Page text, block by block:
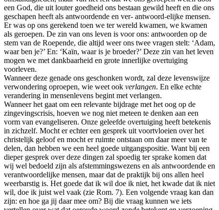
een God, die uit louter goedheid ons bestaan gewild heeft en die ons
geschapen heeft als antwoordende en ver- antwoord-elijke mensen.
Er was op ons gerekend toen we ter wereld kwamen, we kwamen
als geroepen. De zin van ons leven is voor ons: antwoorden op de
stem van de Roepende, die altijd weer ons twee vragen stelt: ‘Adam,
waar ben je?’ En: ‘Kaïn, waar is je broeder?’ Deze zin van het leven
mogen we met dankbaarheid en grote innerlijke overtuiging
voorleven.
Wanneer deze genade ons geschonken wordt, zal deze levenswijze
verwondering oproepen, wie weet ook verlangen. En elke echte
verandering in mensenlevens begint met verlangen.
Wanneer het gaat om een relevante bijdrage met het oog op de
zingevingscrisis, hoeven we nog niet meteen te denken aan een
vorm van evangeliseren. Onze geleefde overtuiging heeft betekenis
in zichzelf. Mocht er echter een gesprek uit voortvloeien over het
christelijk geloof en mocht er ruimte ontstaan om daar meer van te
delen, dan hebben we een heel goede uitgangspositie. Want bij een
dieper gesprek over deze dingen zal spoedig ter sprake komen dat
wij wel bedoeld zijn als afstemmingswezens en als antwoordende en
verantwoordelijke mensen, maar dat de praktijk bij ons allen heel
weerbarstig is. Het goede dat ik wil doe ik niet, het kwade dat ik niet
wil, doe ik juist wel vaak (zie Rom. 7). Een volgende vraag kan dan
zijn: en hoe ga jij daar mee om? Bij die vraag kunnen we iets